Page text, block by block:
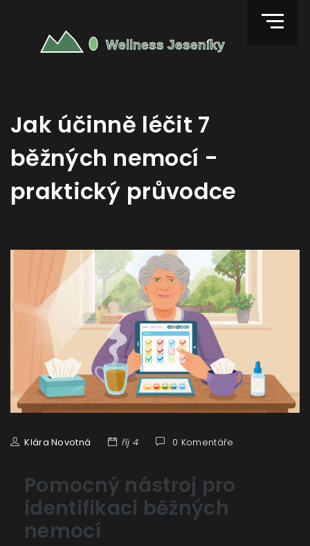
Jak účinně léčit 7
běžných nemocí -
praktický průvodce
Klára Novotná říj 4 0 Komentáře
Pomocný nástroj pro
identifikaci běžných
nemocí